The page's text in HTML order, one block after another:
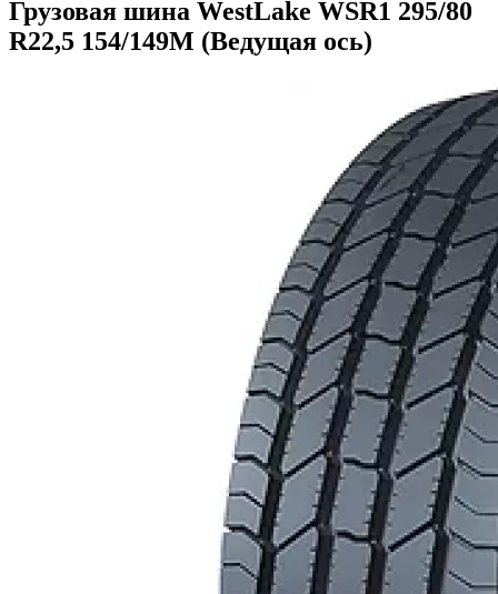
Грузовая шина WestLake WSR1 295/80
R22,5 154/149M (Ведущая ось)